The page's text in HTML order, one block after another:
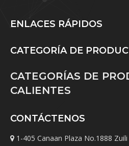
ENLACES RÁPIDOS
CATEGORÍA DE
CATEGORÍAS DE
CALIENTES
CONTÁCTENOS
 1-405 Canaan Plaza No.1888